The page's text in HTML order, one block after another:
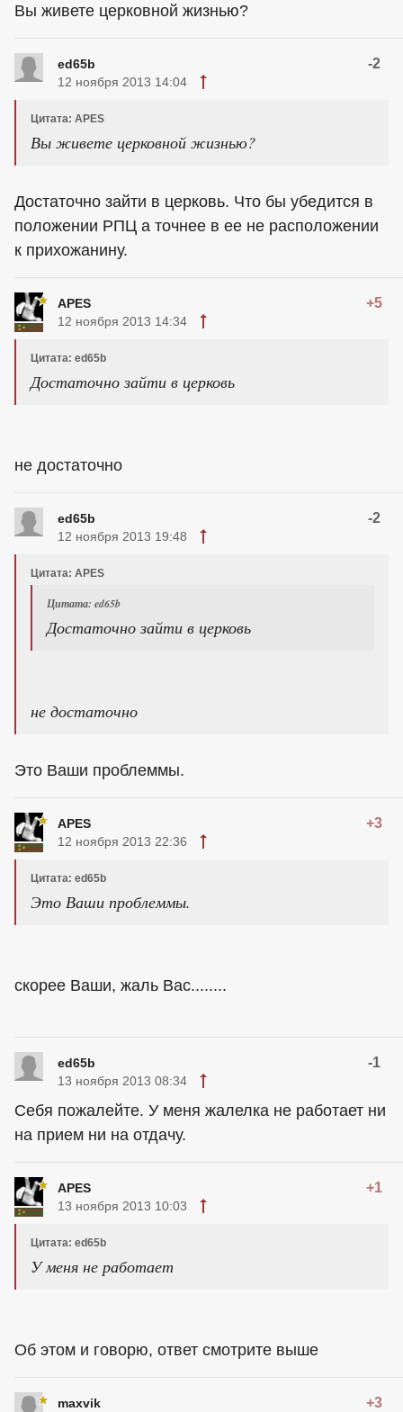
Вы живете церковной жизнью?
ed65b -2
12 ноября 2013 14:04
Цитата: APES
Вы живете церковной жизнью?
Достаточно зайти в церковь. Что бы убедится в
положении РПЦ а точнее в ее не расположении
к прихожанину.
APES +5
12 ноября 2013 14:34
Цитата: ed65b
Достаточно зайти в церковь
не достаточно
ed65b -2
12 ноября 2013 19:48
Цитата: APES
Цитата: ed65b
Достаточно зайти в церковь
не достаточно
Это Ваши проблеммы.
APES +3
12 ноября 2013 22:36
Цитата: ed65b
Это Ваши проблеммы.
скорее Ваши, жаль Вас........
ed65b -1
13 ноября 2013 08:34
Себя пожалейте. У меня жалелка не работает ни
на прием ни на отдачу.
APES +1
13 ноября 2013 10:03
Цитата: ed65b
У меня не работает
Об этом и говорю, ответ смотрите выше
maxvik +3